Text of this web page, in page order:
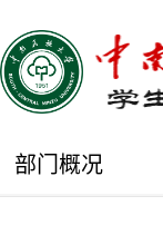
部门概况